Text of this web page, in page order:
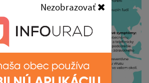
Nezobrazovať